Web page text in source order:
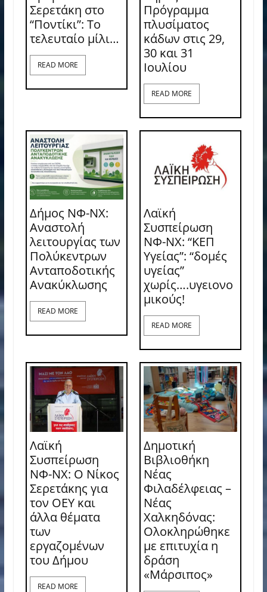
Σερετάκη στο
“Ποντίκι”: Το
τελευταίο μίλι…
READ MORE
Πρόγραμμα
πλυσίματος
κάδων στις 29,
30 και 31
Ιουλίου
READ MORE
Δήμος ΝΦ-ΝΧ:
Αναστολή
λειτουργίας των
Πολύκεντρων
Ανταποδοτικής
Ανακύκλωσης
READ MORE
Λαϊκή
Συσπείρωση
ΝΦ-ΝΧ: “ΚΕΠ
Υγείας”: “δομές
υγείας”
χωρίς….υγειονο
μικούς!
READ MORE
Λαϊκή
Συσπείρωση
ΝΦ-ΝΧ: O Νίκος
Σερετάκης για
τον ΟΕΥ και
άλλα θέματα
των
εργαζομένων
του Δήμου
READ MORE
Δημοτική
Βιβλιοθήκη
Νέας
Φιλαδέλφειας –
Νέας
Χαλκηδόνας:
Ολοκληρώθηκε
με επιτυχία η
δράση
«Μάρσιπος»